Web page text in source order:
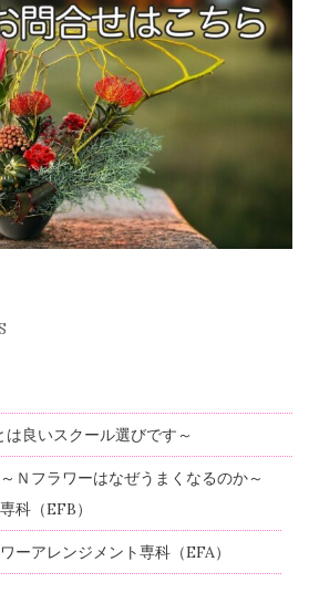
良いスクール選びです～
Ｎフラワーはなぜうまくなるのか～
科（EFB）
ーアレンジメント専科（EFA）